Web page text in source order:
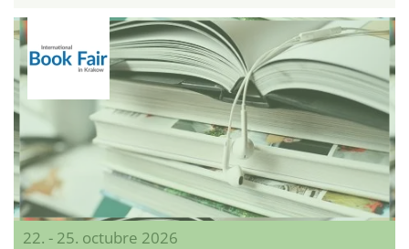
22. - 25. octubre 2026